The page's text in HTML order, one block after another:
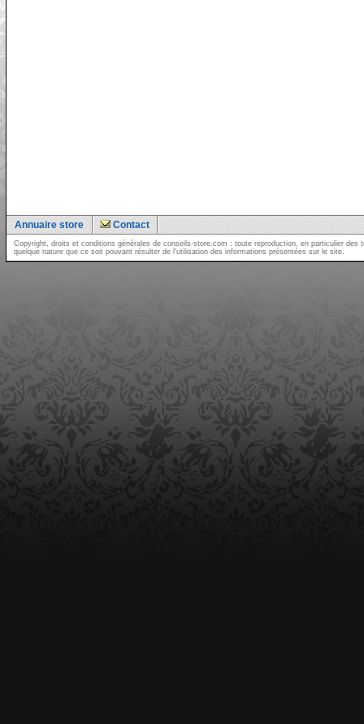
Annuaire store Contact
Copyright, droits et conditions générales de conseils-store.com : toute reproduction, en particulier
quelque nature que ce soit pouvant résulter de l'utilisation des informations présentées sur le site.